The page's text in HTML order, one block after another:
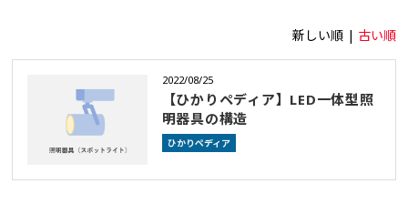
新しい順 | 古い順
2022/08/25
【ひかりペディア】LED一体型照
明器具の構造
ひかりペディア